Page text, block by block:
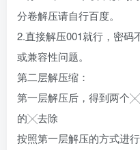
分卷解压请自行百度。
2.直接解压001就行，密码
或兼容性问题。
第二层解压缩：
第一层解压后，得到两个
的╳去除
按照第一层解压的方式进行